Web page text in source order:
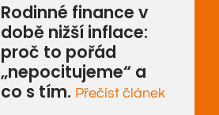
Rodinné finance v
době nižší inflace:
proč to pořád
„nepocitujeme“ a
co s tím. Přečíst článek